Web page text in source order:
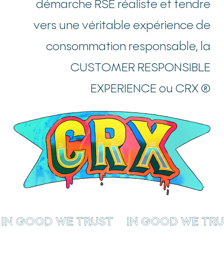
démarche RSE réaliste et tendre
vers une véritable expérience de
consommation responsable, la
CUSTOMER RESPONSIBLE
EXPERIENCE ou CRX ®
IN GOOD WE TRUST IN GOOD WE